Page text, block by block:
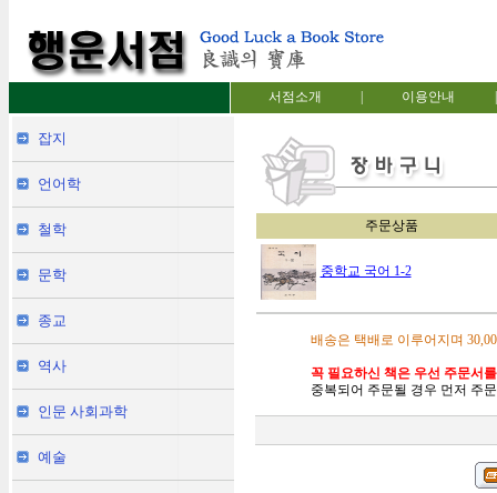
서점소개 이용안내
잡지
언어학
철학
문학
종교
역사
인문 사회과학
예술
주문상품
중학교 국어 1-2
배송은 택배로 이루어지며
꼭 필요하신 책은 우선 주문서
중복되어 주문될 경우 먼저 주